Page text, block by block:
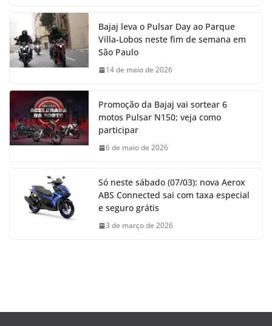
Bajaj leva o Pulsar Day ao Parque
Villa-Lobos neste fim de semana em
São Paulo
14 de maio de 2026
Promoção da Bajaj vai sortear 6
motos Pulsar N150; veja como
participar
6 de maio de 2026
Só neste sábado (07/03): nova Aerox
ABS Connected sai com taxa especial
e seguro grátis
3 de março de 2026